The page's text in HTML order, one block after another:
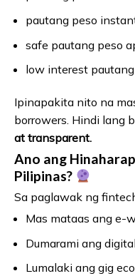
pautang peso
safe pautang peso
low interest
Ipinapakita nito na
borrowers. Hindi lang
at transparent.
Ano ang
Pilipinas?
Sa paglawak ng
Mas mataas ang e-
Dumarami ang
Lumalaki ang gig